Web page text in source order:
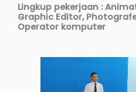
Lingkup pekerjaan :
Graphic Editor,
Operator komputer